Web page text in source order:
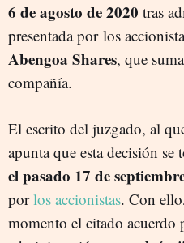
6 de agosto de 2020 tras
presentada por los
Abengoa Shares, que
compañía.
El escrito del juzgado, al
apunta que esta decisión se
el pasado 17 de
porlos accionistas. Con
momento el citado acuerdo